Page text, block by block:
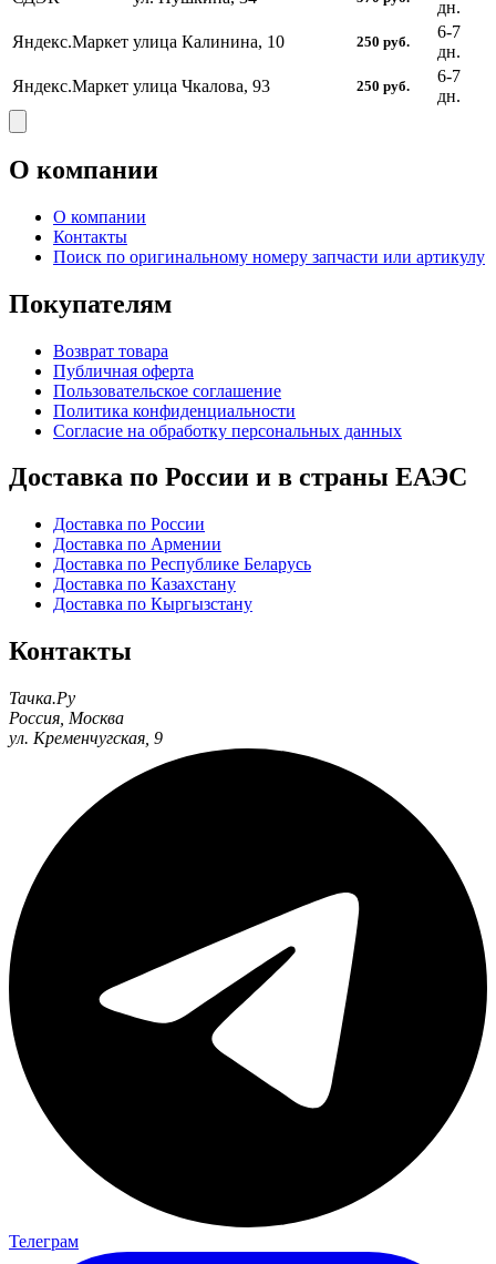
дн.
Яндекс.Маркет улица Калинина, 10 250 руб.
6-7
дн.
Яндекс.Маркет улица Чкалова, 93 250 руб.
6-7
дн.
О компании
О компании
Контакты
Поиск по оригинальному номеру запчасти или артикулу
Покупателям
Возврат товара
Публичная оферта
Пользовательское соглашение
Политика конфиденциальности
Согласие на обработку персональных данных
Доставка по России и в страны ЕАЭС
Доставка по России
Доставка по Армении
Доставка по Республике Беларусь
Доставка по Казахстану
Доставка по Кыргызстану
Контакты
Тачка.Ру
Россия Москва
ул. Кременчугская, 9
Телеграм